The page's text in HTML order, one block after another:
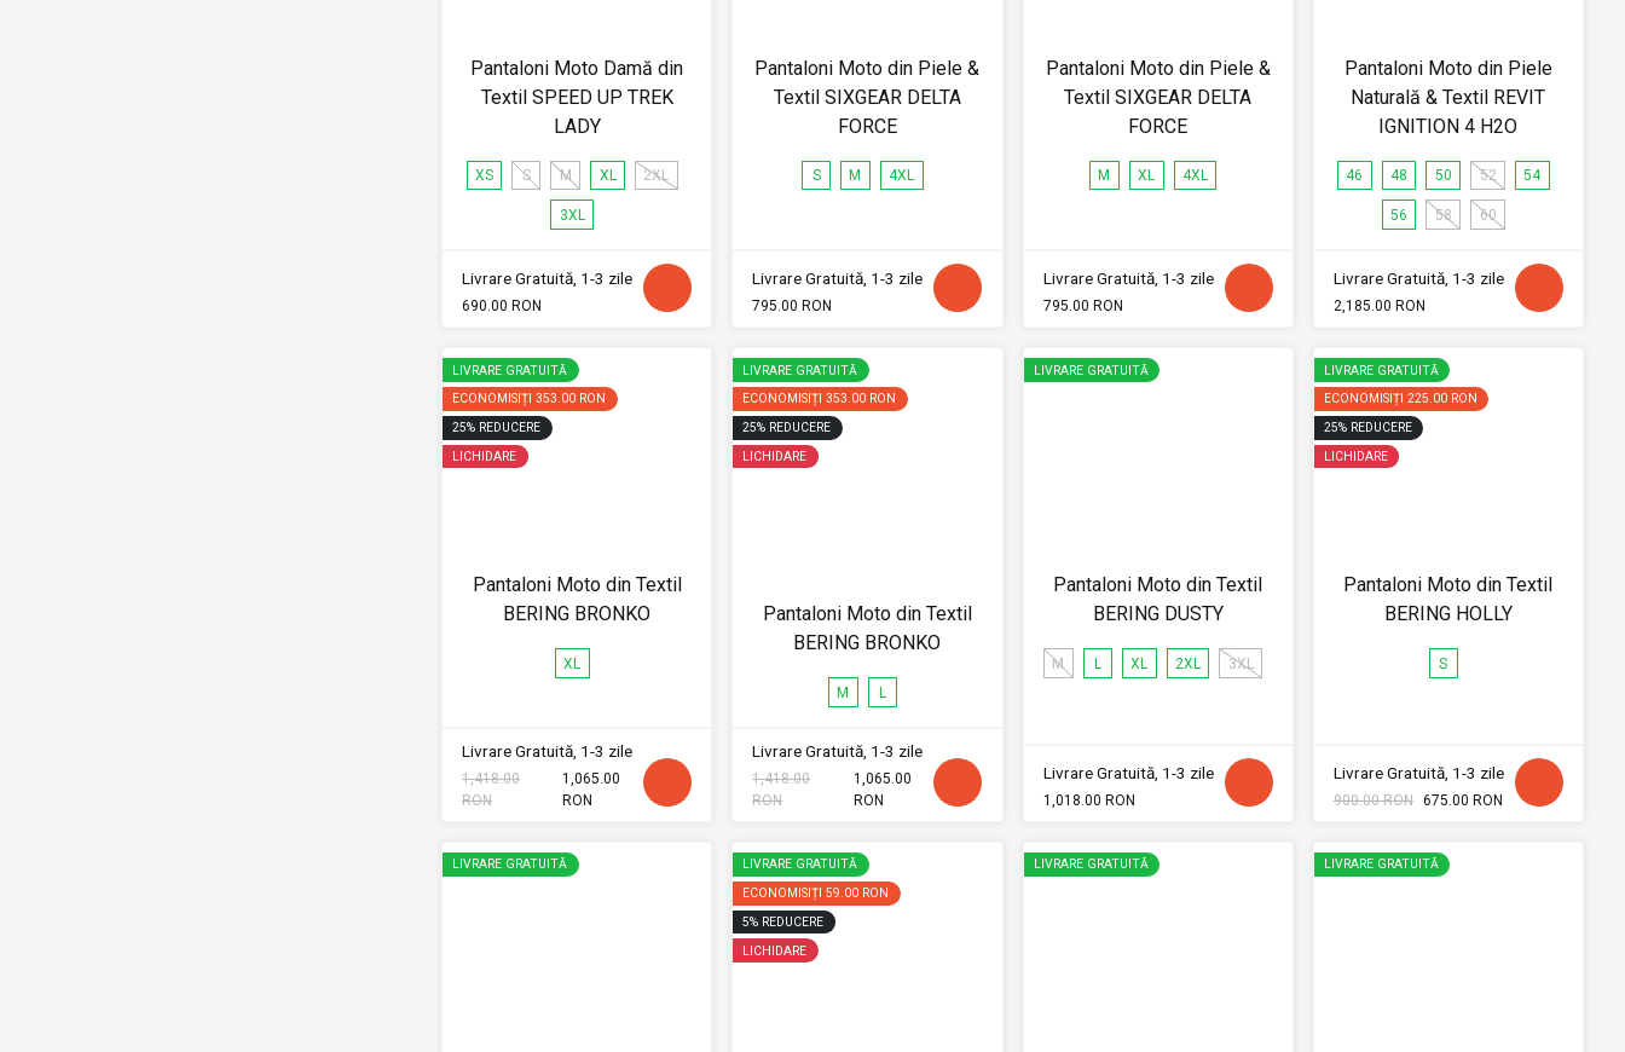
Pantaloni Moto Damă din
Textil SPEED UP TREK
LADY
XS S M XL 2XL
3XL
Livrare Gratuită, 1-3 zile
690.00 RON
Pantaloni Moto din Piele &
Textil SIXGEAR DELTA
FORCE
S M 4XL
Livrare Gratuită, 1-3 zile
795.00 RON
Pantaloni Moto din Piele &
Textil SIXGEAR DELTA
FORCE
M XL 4XL
Livrare Gratuită, 1-3 zile
795.00 RON
Pantaloni Moto din Piele
Naturală & Textil REVIT
IGNITION 4 H2O
46 48 50 52 54
56 58 60
Livrare Gratuită, 1-3 zile
2,185.00 RON
LIVRARE GRATUITĂ
ECONOMISIȚI 353.00 RON
25% REDUCERE
LICHIDARE
Pantaloni Moto din Textil
BERING BRONKO
XL
Livrare Gratuită, 1-3 zile
1,418.00
RON
1,065.00
RON
LIVRARE GRATUITĂ
ECONOMISIȚI 353.00 RON
25% REDUCERE
LICHIDARE
Pantaloni Moto din Textil
BERING BRONKO
M L
Livrare Gratuită, 1-3 zile
1,418.00
RON
1,065.00
RON
LIVRARE GRATUITĂ
Pantaloni Moto din Textil
BERING DUSTY
M L XL 2XL 3XL
Livrare Gratuită, 1-3 zile
1,018.00 RON
LIVRARE GRATUITĂ
ECONOMISIȚI 225.00 RON
25% REDUCERE
LICHIDARE
Pantaloni Moto din Textil
BERING HOLLY
S
Livrare Gratuită, 1-3 zile
900.00 RON 675.00 RON
LIVRARE GRATUITĂ
LIVRARE GRATUITĂ
ECONOMISIȚI 59.00 RON
5% REDUCERE
LICHIDARE
LIVRARE GRATUITĂ LIVRARE GRATUITĂ